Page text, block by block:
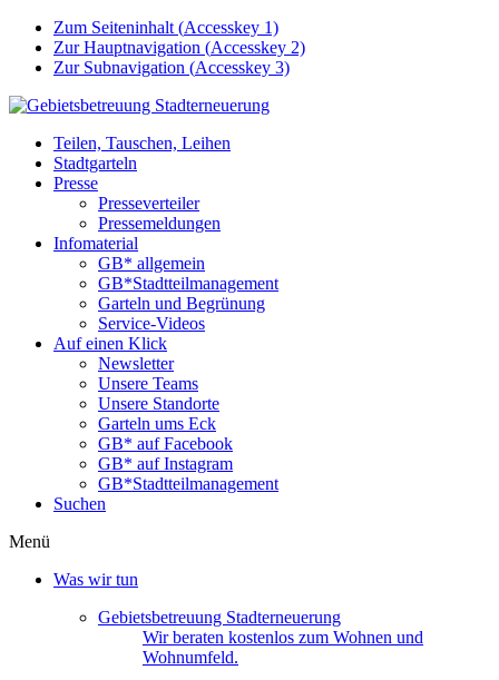
Zum Seiteninhalt (Accesskey 1)
Zur Hauptnavigation (Accesskey 2)
Zur Subnavigation (Accesskey 3)
Teilen, Tauschen, Leihen
Stadtgarteln
Presse
Presseverteiler
Pressemeldungen
Infomaterial
GB* allgemein
GB*Stadtteilmanagement
Garteln und Begrünung
Service-Videos
Auf einen Klick
Newsletter
Unsere Teams
Unsere Standorte
Garteln ums Eck
GB* auf Facebook
GB* auf Instagram
GB*Stadtteilmanagement
Suchen
Menü
Was wir tun
Gebietsbetreuung Stadterneuerung
Wir beraten kostenlos zum Wohnen und
Wohnumfeld.